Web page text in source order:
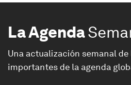
La Agenda
Una actualización semanal de
importantes de la agenda